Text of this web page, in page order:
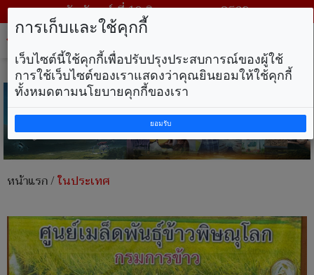
วันจันทร์ ที่ 10 สิงหาคม พ.ศ. 2569
หน้าแรก/ในประเทศ
การเก็บและใช้คุกกี้
เว็บไซต์นี้ใช้คุกกี้เพื่อปรับปรุงประสบการณ์ของผู้ใช้
การใช้เว็บไซต์ของเราแสดงว่าคุณยินยอมให้ใช้คุกกี้
ทั้งหมดตามนโยบายคุกกี้ของเรา
ยอมรับ